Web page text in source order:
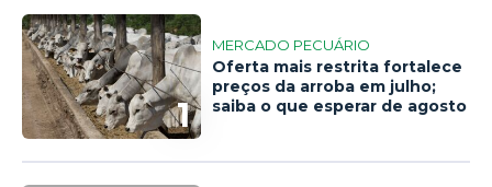
1
MERCADO PECUÁRIO
Oferta mais restrita fortalece
preços da arroba em julho;
saiba o que esperar de agosto